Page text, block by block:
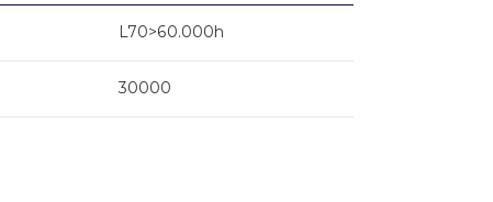
L70>60.000h
30000